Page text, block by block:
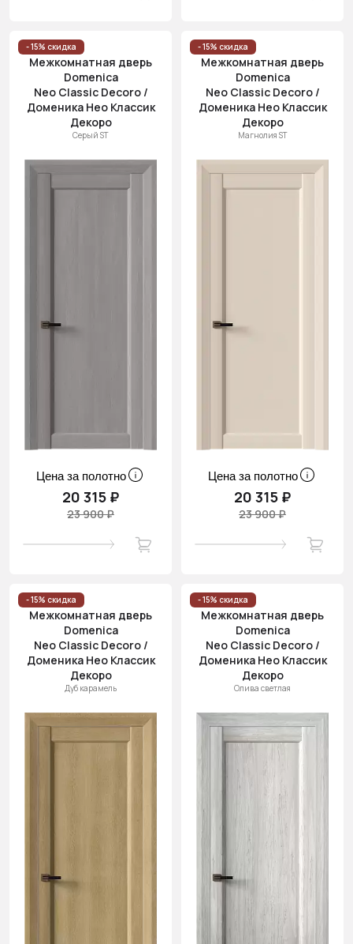
- 15% скидка
Межкомнатная дверь
Domenica
Neo Classic Decoro /
Доменика Нео Классик
Декоро
Серый ST
Цена за полотно
20 315 ₽
23 900 ₽
- 15% скидка
Межкомнатная дверь
Domenica
Neo Classic Decoro /
Доменика Нео Классик
Декоро
Магнолия ST
Цена за полотно
20 315 ₽
23 900 ₽
- 15% скидка
Межкомнатная дверь
Domenica
Neo Classic Decoro /
Доменика Нео Классик
Декоро
Дуб карамель
- 15% скидка
Межкомнатная дверь
Domenica
Neo Classic Decoro /
Доменика Нео Классик
Декоро
Олива светлая